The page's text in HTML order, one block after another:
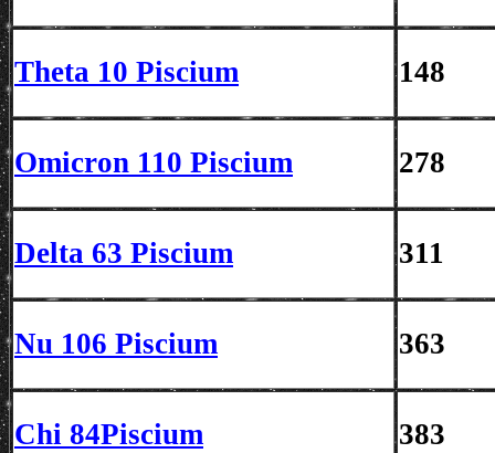
Theta 10 Piscium 148
Omicron 110 Piscium 278
Delta 63 Piscium 311
Nu 106 Piscium 363
Chi 84Piscium 383